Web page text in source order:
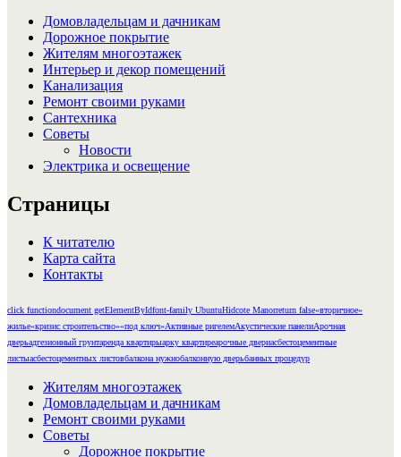
Домовладельцам и дачникам
Дорожное покрытие
Жителям многоэтажек
Интерьер и декор помещений
Канализация
Ремонт своими руками
Сантехника
Советы
Новости
Электрика и освещение
Страницы
К читателю
Карта сайта
Контакты
click functiondocument getElementByIdfont-family UbuntuHidcote Manorreturn false«вторичное»
жилье«кризис строительство»«под ключ»Активные ригелемАкустические панелиАрочная
дверьадгезионный грунтаренда квартирыарку квартиреарочные двериасбестоцементные
листыасбестоцементных листовбалкона нужнобалконную дверьбанных процедур
Жителям многоэтажек
Домовладельцам и дачникам
Ремонт своими руками
Советы
Дорожное покрытие